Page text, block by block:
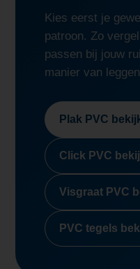
Kies eerst je
patroon. Zo
passen bij jouw
manier van
Plak PVC
Click PVC
Visgraat PVC
PVC tegels